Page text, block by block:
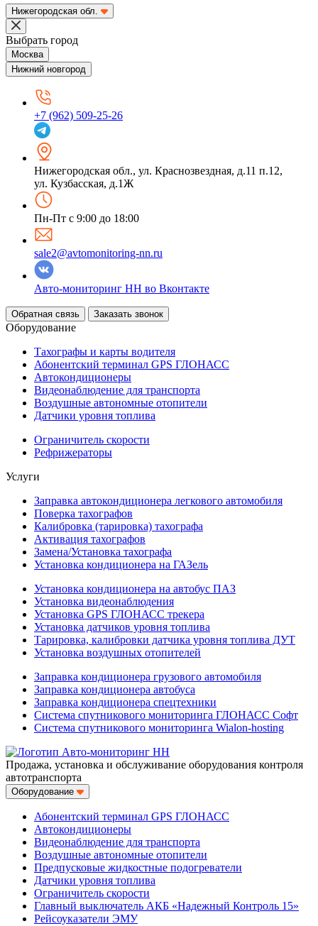
Нижегородская обл.
Выбрать город
Москва
Нижний новгород
+7 (962) 509-25-26
Нижегородская обл., ул. Краснозвездная, д.11 п.12,
ул. Кузбасская, д.1Ж
Пн-Пт с 9:00 до 18:00
sale2@avtomonitoring-nn.ru
Авто-мониторинг НН во Вконтакте
Обратная связь Заказать звонок
Оборудование
Тахографы и карты водителя
Абонентский терминал GPS ГЛОНАСС
Автокондиционеры
Видеонаблюдение для транспорта
Воздушные автономные отопители
Датчики уровня топлива
Ограничитель скорости
Рефрижераторы
Услуги
Заправка автокондиционера легкового автомобиля
Поверка тахографов
Калибровка (тарировка) тахографа
Активация тахографов
Замена/Установка тахографа
Установка кондиционера на ГАЗель
Установка кондиционера на автобус ПАЗ
Установка видеонаблюдения
Установка GPS ГЛОНАСС трекера
Установка датчиков уровня топлива
Тарировка, калибровки датчика уровня топлива ДУТ
Установка воздушных отопителей
Заправка кондиционера грузового автомобиля
Заправка кондиционера автобуса
Заправка кондиционера спецтехники
Система спутникового мониторинга ГЛОНАСС Софт
Система спутникового мониторинга Wialon-hosting
Продажа, установка и обслуживание оборудования контроля
автотранспорта
Оборудование
Абонентский терминал GPS ГЛОНАСС
Автокондиционеры
Видеонаблюдение для транспорта
Воздушные автономные отопители
Предпусковые жидкостные подогреватели
Датчики уровня топлива
Ограничитель скорости
Главный выключатель АКБ «Надежный Контроль 15»
Рейсоуказатели ЭМУ